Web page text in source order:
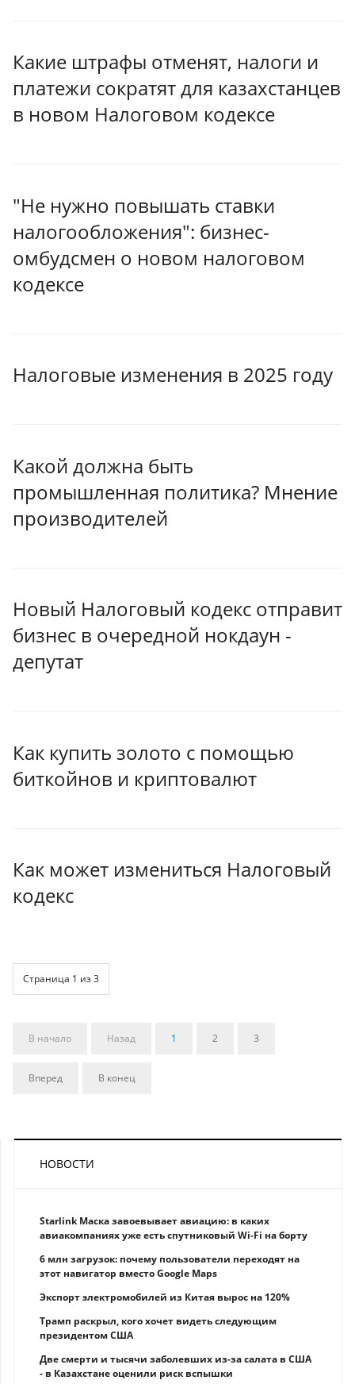
Какие штрафы отменят, налоги и
платежи сократят для казахстанцев
в новом Налоговом кодексе
"Не нужно повышать ставки
налогообложения": бизнес-
омбудсмен о новом налоговом
кодексе
Налоговые изменения в 2025 году
Какой должна быть
промышленная политика? Мнение
производителей
Новый Налоговый кодекс отправит
бизнес в очередной нокдаун -
депутат
Как купить золото с помощью
биткойнов и криптовалют
Как может измениться Налоговый
кодекс
Страница 1 из 3
В начало Назад 1 2 3
Вперед В конец
НОВОСТИ
Starlink Маска завоевывает авиацию: в каких
авиакомпаниях уже есть спутниковый Wi-Fi на борту
6 млн загрузок: почему пользователи переходят на
этот навигатор вместо Google Maps
Экспорт электромобилей из Китая вырос на 120%
Трамп раскрыл, кого хочет видеть следующим
президентом США
Две смерти и тысячи заболевших из-за салата в США
- в Казахстане оценили риск вспышки